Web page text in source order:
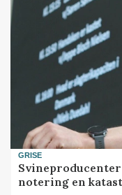
GRISE
notering en